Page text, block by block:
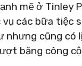
mẽ ở Tinley
các bữa tiệc
nhưng cũng có
băng công